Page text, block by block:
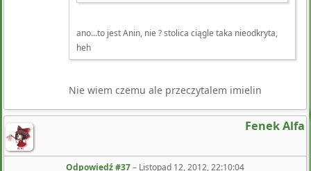
ano...to jest Anin, nie ? stolica ciągle taka nieodkryta,
heh
Nie wiem czemu ale przeczytalem imielin
Fenek Alfa
Odpowiedź #37– Listopad 12, 2012, 22:10:04